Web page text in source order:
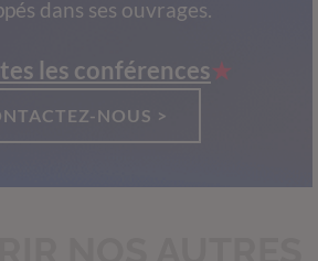
dans ses ouvrages.
les conférences
NOUS >